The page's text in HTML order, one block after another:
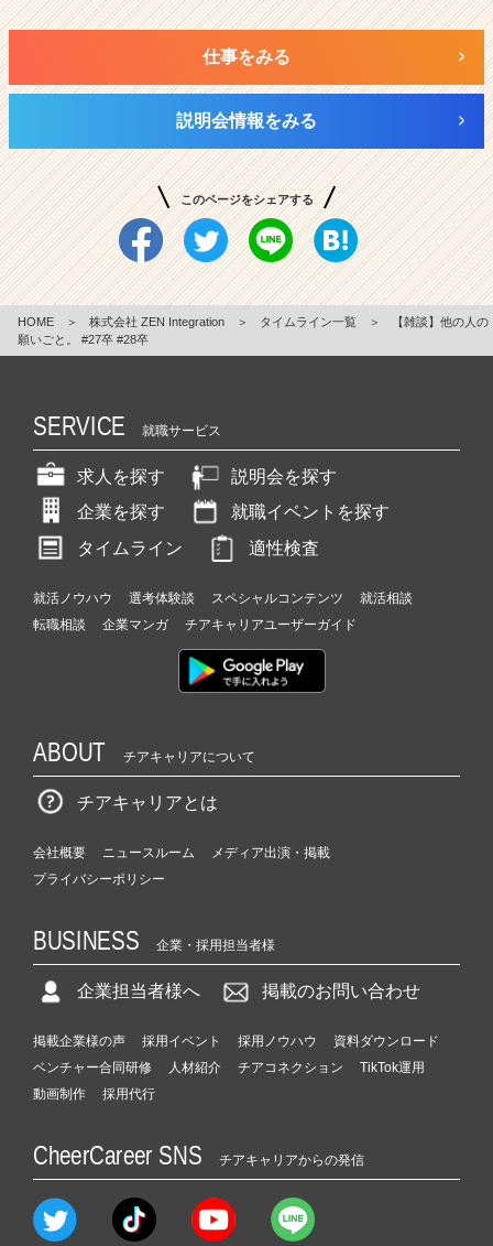
仕事をみる
説明会情報をみる
このページをシェアする
HOME ＞ 株式会社 ZEN Integration ＞ タイムライン一覧 ＞
【雑談】他の人の
願いごと。 #27卒 #28卒
SERVICE 就職サービス
求人を探す
説明会を探す
企業を探す
就職イベントを探す
タイムライン
適性検査
就活ノウハウ 選考体験談 スペシャルコンテンツ
就活相談
転職相談
企業マンガ チアキャリアユーザーガイド
ABOUT チアキャリアについて
チアキャリアとは
会社概要 ニュースルーム
メディア出演・掲載
プライバシーポリシー
BUSINESS 企業・採用担当者様
企業担当者様へ 掲載のお問い合わせ
掲載企業様の声 採用イベント 採用ノウハウ
資料ダウンロード
ベンチャー合同研修
人材紹介 チアコネクション
TikTok運用
動画制作
採用代行
CheerCareer SNS チアキャリアからの発信